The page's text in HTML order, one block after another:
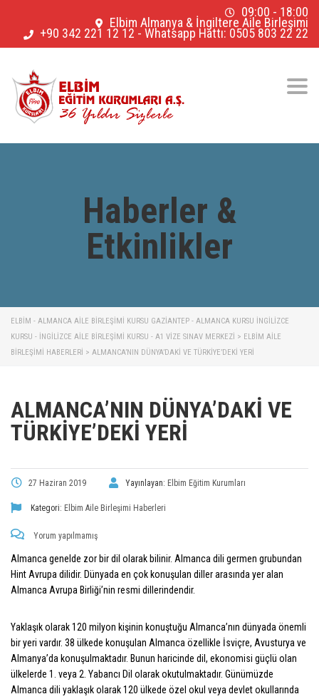
09:00 - 18:00
Elbim Almanya & İngiltere Aile Birleşimi
+90 342 221 12 12 - Whatsapp Hattı: 0505 803 22 22
Haberler &
Etkinlikler
ELBİM - ALMANCA AILE BIRLEŞIMI KURSU GAZIANTEP - ALMANCA KURSU İNGILIZCE
KURSU - İNGILIZCE AILE BIRLEŞIMI KURSU - A1 VIZE SINAV MERKEZI > ELBIM AILE
BIRLEŞIMI HABERLERI > ALMANCA’NIN DÜNYA’DAKI VE TÜRKIYE’DEKI YERI
ALMANCA’NIN DÜNYA’DAKI VE
TÜRKIYE’DEKI YERI
27 Haziran 2019 Yayınlayan: Elbim Eğitim Kurumları
Kategori: Elbim Aile Birleşimi Haberleri
Yorum yapılmamış
Almanca genelde zor bir dil olarak bilinir. Almanca dili germen grubundan
Hint Avrupa dilidir. Dünyada en çok konuşulan diller arasında yer alan
Almanca Avrupa Birliği’nin resmi dillerindendir.
Yaklaşık olarak 120 milyon kişinin konuştuğu Almanca’nın dünyada önemli
bir yeri vardır. 38 ülkede konuşulan Almanca özellikle İsviçre, Avusturya ve
Almanya’da konuşulmaktadır. Bunun haricinde dil, ekonomisi güçlü olan
ülkelerde 1. veya 2. Yabancı Dil olarak okutulmaktadır. Günümüzde
Almanca dili yaklaşık olarak 120 ülkede özel okul veya devlet okullarında